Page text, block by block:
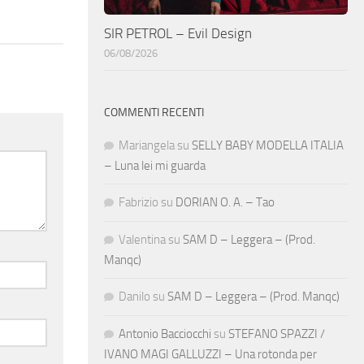
SIR PETROL – Evil Design
06/08/2026
COMMENTI RECENTI
Mariangela su SELLY BABY MODELLA ITALIA
– Luna lei mi guarda
Fabrizio su DORIAN O. A. – Tao
Valentina su SAM D – Leggera – (Prod.
Manqc)
Danilo su SAM D – Leggera – (Prod. Manqc)
Antonio Bacciocchi su STEFANO SPAZZI /
IVANO MAGI GALLUZZI – Una rotonda per